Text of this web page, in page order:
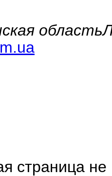
область
страница не